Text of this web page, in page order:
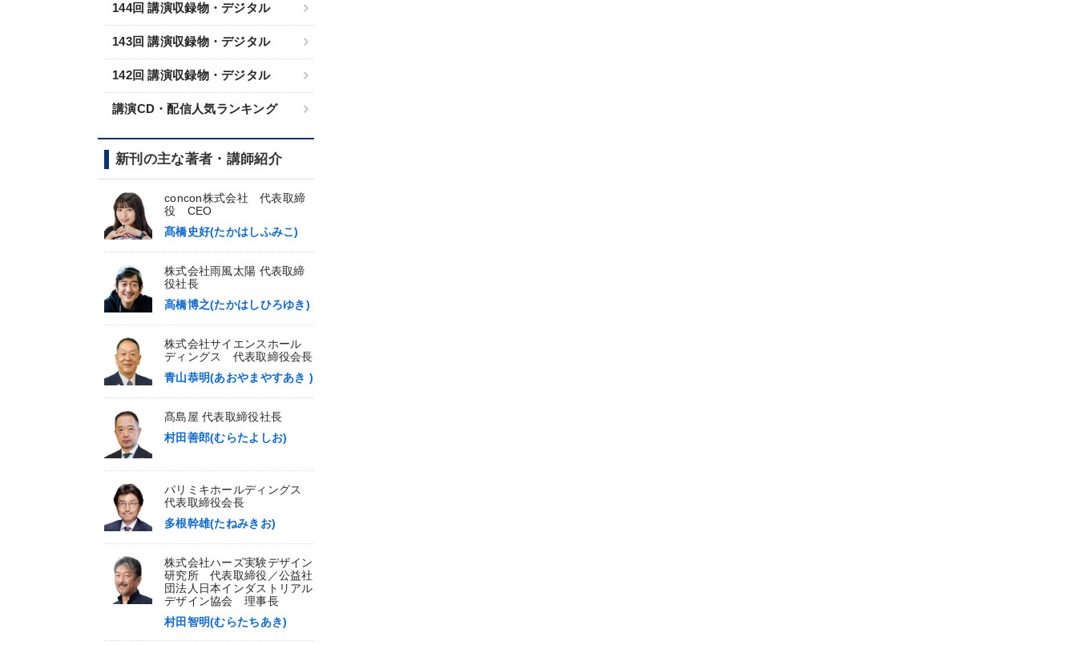
144回 講演収録物・デジタル
143回 講演収録物・デジタル
142回 講演収録物・デジタル
講演CD・配信人気ランキング
新刊の主な著者・講師紹介
concon株式会社 代表取締
役 CEO
髙橋史好(たかはしふみこ)
株式会社雨風太陽 代表取締
役社長
高橋博之(たかはしひろゆき)
株式会社サイエンスホール
ディングス 代表取締役会長
青山恭明(あおやまやすあき )
髙島屋 代表取締役社長
村田善郎(むらたよしお)
パリミキホールディングス
代表取締役会長
多根幹雄(たねみきお)
株式会社ハーズ実験デザイン
研究所 代表取締役／公益社
団法人日本インダストリアル
デザイン協会 理事長
村田智明(むらたちあき)